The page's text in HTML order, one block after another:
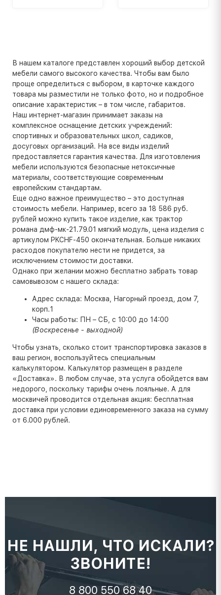
В нашем каталоге представлен хороший выбор детской
мебели самого высокого качества. Чтобы вам было
проще определиться с выбором, в карточке каждого
товара мы разместили не только фото, но и подробное
описание характеристик – в том числе, габаритов.
Наш интернет-магазин принимает заказы на
комплексное оснащение детских учреждений:
спортивных и образовательных школ, садиков,
досуговых организаций. На все виды изделий
предоставляется гарантия качества. Для изготовления
мебели используются безопасные нетоксичные
материалы, соответствующие современным
европейским стандартам.
Еще одно важное преимущество – это доступная
стоимость мебели. Например, всего за 18 586 руб.
рублей можно купить такое изделие, как трактор
романа дмф-мк-21.79.01 мягкий модуль, цена изделия с
артикулом PKCHF-450 окончательная. Больше никаких
расходов покупателю нести не придется, за
исключением стоимости доставки.
Однако при желании можно бесплатно забрать товар
самовывозом с нашего склада:
Адрес склада: Москва, Нагорный проезд, дом 7,
корп.1
Часы работы: ПН – СБ, с 10:00 до 14:00
(Воскресенье - выходной)
Чтобы узнать, сколько стоит транспортировка заказов в
ваш регион, воспользуйтесь специальным
калькулятором. Калькулятор размещен в разделе
«Доставка». В любом случае, эта услуга обойдется вам
недорого, поскольку тарифы очень лояльные. А для
москвичей проводится отдельная акция: бесплатная
доставка при условии единовременного заказа на сумму
от 6.000 рублей.
НЕ НАШЛИ, ЧТО ИСКАЛИ?
ЗВОНИТЕ!
8 800 550 68 40